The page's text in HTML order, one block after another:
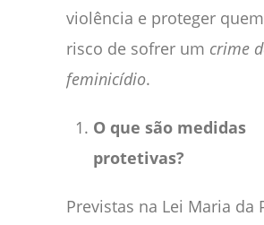
violência e proteger
risco de sofrer um crime
feminicídio.
O que são medidas
protetivas?
Previstas na Lei Maria da